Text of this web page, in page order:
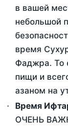
в вашей
небольшой
время
Фаджра. То
пищи и
азаном на
Время
ОЧЕНЬ